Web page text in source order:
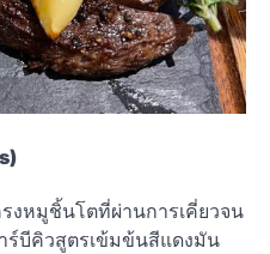
หมูชิ้นโตที่ผ่านการเคี่ยวจน
ร์บีคิวสูตรเข้มข้นสีแดงมัน